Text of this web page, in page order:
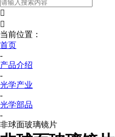


当前位置：
首页
-
产品介绍
-
光学产业
-
光学部品
-
非球面玻璃镜片